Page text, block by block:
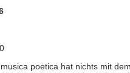
poetica hat nichts mit